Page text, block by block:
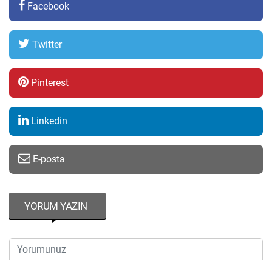
Facebook
Twitter
Pinterest
Linkedin
E-posta
YORUM YAZIN